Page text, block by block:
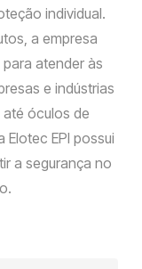
individual.
a empresa
atender às
e indústrias
óculos de
EPI possui
a segurança no